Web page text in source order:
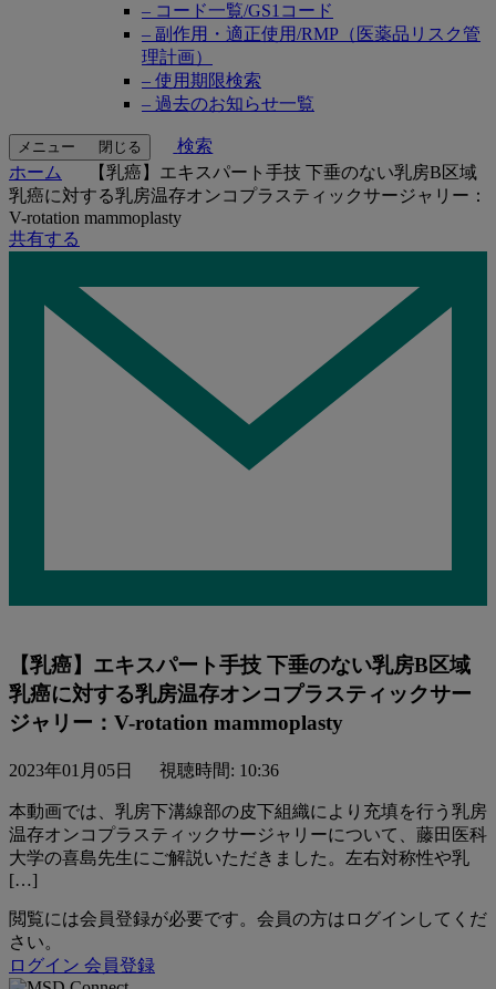
– コード一覧/GS1コード
– 副作用・適正使用/RMP（医薬品リスク管
理計画）
– 使用期限検索
– 過去のお知らせ一覧
メニュー 閉じる
検索
ホーム
【乳癌】エキスパート手技 下垂のない乳房B区域
乳癌に対する乳房温存オンコプラスティックサージャリー：
V-rotation mammoplasty
共有する
【乳癌】エキスパート手技 下垂のない乳房B区域
乳癌に対する乳房温存オンコプラスティックサー
ジャリー：V-rotation mammoplasty
2023年01月05日 視聴時間: 10:36
本動画では、乳房下溝線部の⽪下組織により充填を⾏う乳房
温存オンコプラスティックサージャリーについて、藤⽥医科
⼤学の喜島先⽣にご解説いただきました。左右対称性や乳
[…]
閲覧には会員登録が必要です。会員の方はログインしてくだ
さい。
ログイン 会員登録